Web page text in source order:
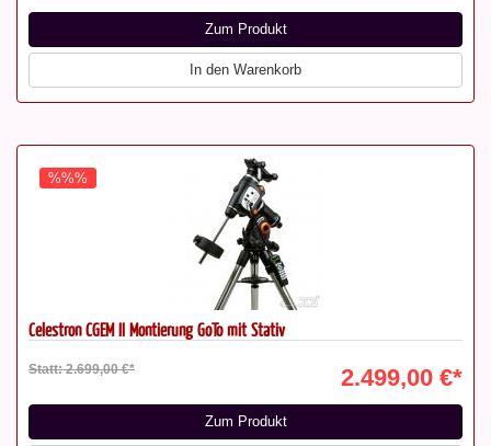
Zum Produkt
In den Warenkorb
%%%
Celestron CGEM II Montierung GoTo mit Stativ
Statt: 2.699,00 €* 2.499,00 €*
Zum Produkt